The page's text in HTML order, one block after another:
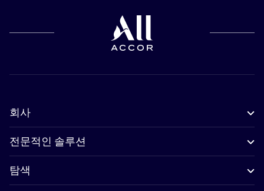
회사
전문적인 솔루션
탐색